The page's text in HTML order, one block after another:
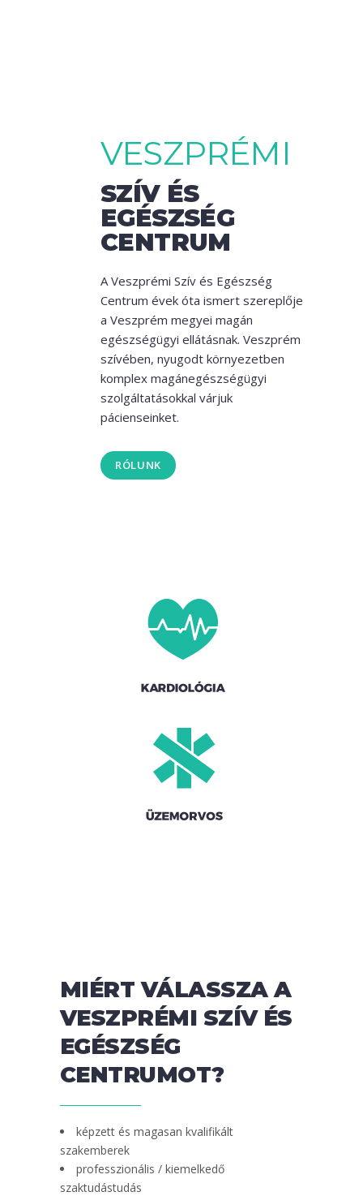
VESZPRÉMI
SZÍV ÉS
EGÉSZSÉG
CENTRUM
A Veszprémi Szív és Egészség
Centrum évek óta ismert szereplője
a Veszprém megyei magán
egészségügyi ellátásnak. Veszprém
szívében, nyugodt környezetben
komplex magánegészségügyi
szolgáltatásokkal várjuk
pácienseinket.
RÓLUNK
MIÉRT VÁLASSZA A
VESZPRÉMI SZÍV ÉS
EGÉSZSÉG
CENTRUMOT?
képzett és magasan kvalifikált
szakemberek
professzionális / kiemelkedő
szaktudástudás